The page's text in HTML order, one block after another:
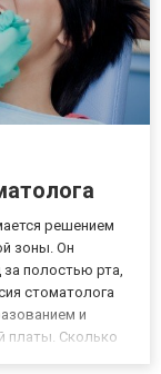
решением
зоны. Он
полостью рта,
стоматолога
и
платы. Сколько